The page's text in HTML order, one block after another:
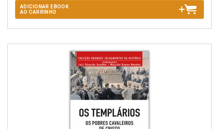
ADICIONAR EBOOK
AO CARRINHO